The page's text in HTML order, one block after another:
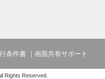
条件書 画面共有サポート
Rights Reserved.